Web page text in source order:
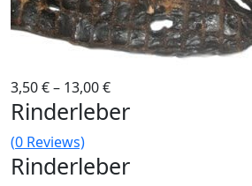
3,50€– 13,00€
Rinderleber
(0 Reviews)
Rinderleber